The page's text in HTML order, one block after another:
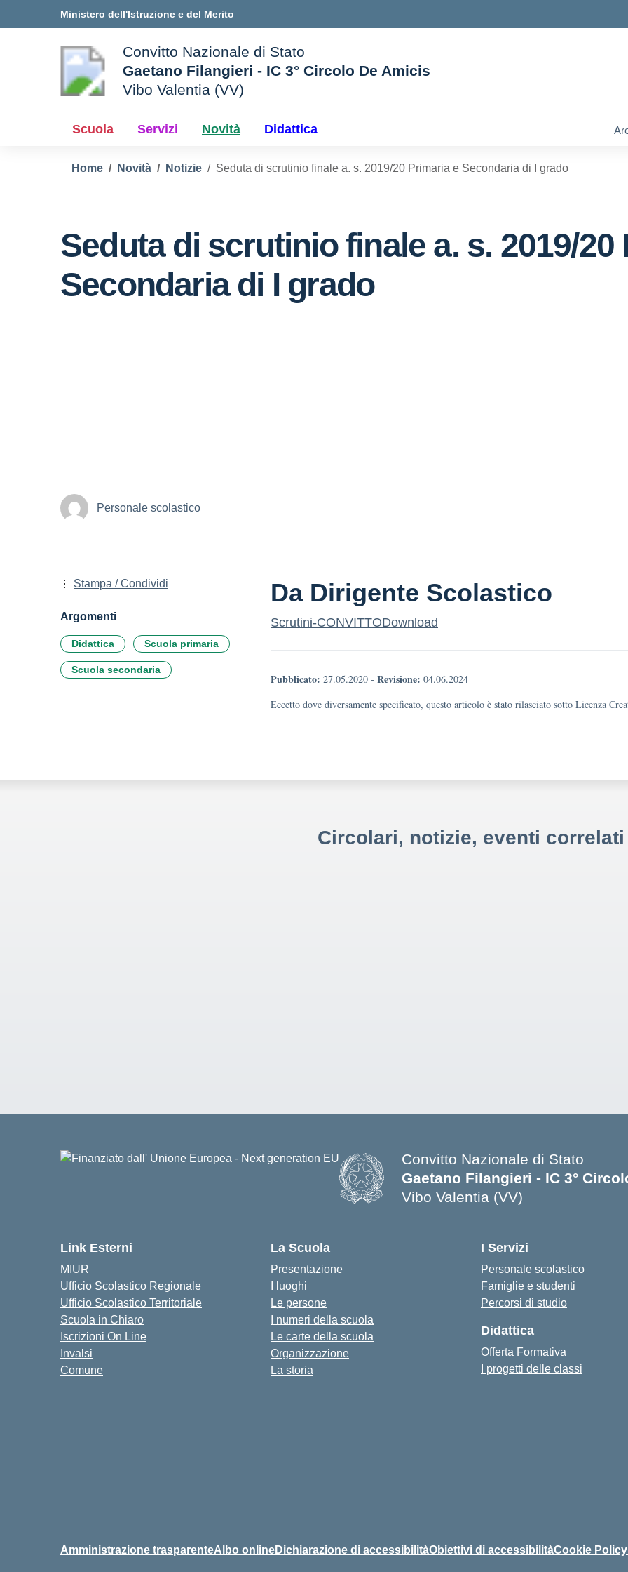
Ministero dell'Istruzione e del Merito
scuola
Convitto Nazionale di Stato
Gaetano Filangieri - IC 3° Circolo De Amicis
Vibo Valentia (VV)
Scuola Servizi Novità Didattica
Home Novità Notizie Seduta di scrutinio finale a. s. 2019/20 Primaria e Secondaria di I grado
Seduta di scrutinio finale a. s. 2019/20
Secondaria di I grado
Personale scolastico
Da Dirigente Scolastico
Scrutini-CONVITTODownload
Pubblicato: 27.05.2020 - Revisione: 04.06.2024
Eccetto dove diversamente specificato, questo articolo è stato rilasciato sotto Licenza
Stampa / Condividi
Argomenti
Didattica Scuola primaria
Scuola secondaria
Circolari, notizie, eventi correlati
Convitto Nazionale di Stato
Gaetano Filangieri - IC 3°
Vibo Valentia (VV)
Link Esterni
MIUR
Ufficio Scolastico Regionale
Ufficio Scolastico Territoriale
Scuola in Chiaro
Iscrizioni On Line
Invalsi
Comune
La Scuola
Presentazione
I luoghi
Le persone
I numeri della scuola
Le carte della scuola
Organizzazione
La storia
I Servizi
Personale scolastico
Famiglie e studenti
Percorsi di studio
Didattica
Offerta Formativa
I progetti delle classi
Amministrazione trasparenteAlbo onlineDichiarazione di accessibilitàObiettivi di accessibilitàCookie Policy